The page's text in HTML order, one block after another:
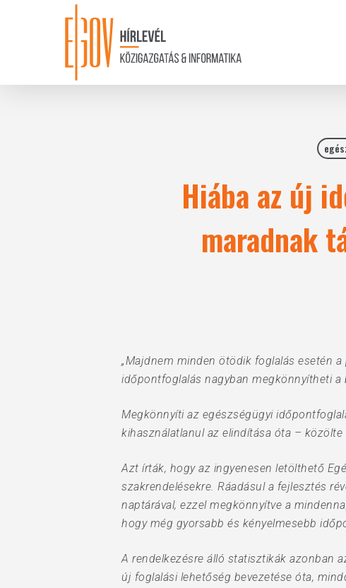
Hiába az új
maradnak
„Majdnem minden ötödik foglalás esetén
időpontfoglalás nagyban megkönnyítheti
Megkönnyíti az egészségügyi
kihasználatlanul az elindítása óta –
Azt írták, hogy az ingyenesen letölthető
szakrendelésekre. Ráadásul a fejlesztés
naptárával, ezzel megkönnyítve a
hogy még gyorsabb és kényelmesebb
A rendelkezésre álló statisztikák azonban
új foglalási lehetőség bevezetése óta,